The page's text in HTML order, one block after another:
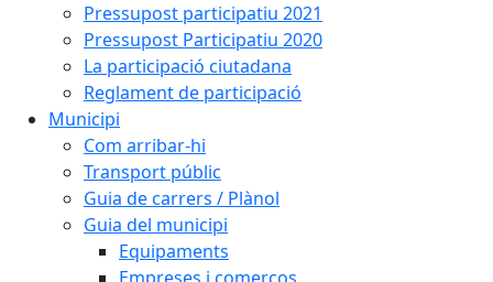
Pressupost participatiu 2021
Pressupost Participatiu 2020
La participació ciutadana
Reglament de participació
Municipi
Com arribar-hi
Transport públic
Guia de carrers / Plànol
Guia del municipi
Equipaments